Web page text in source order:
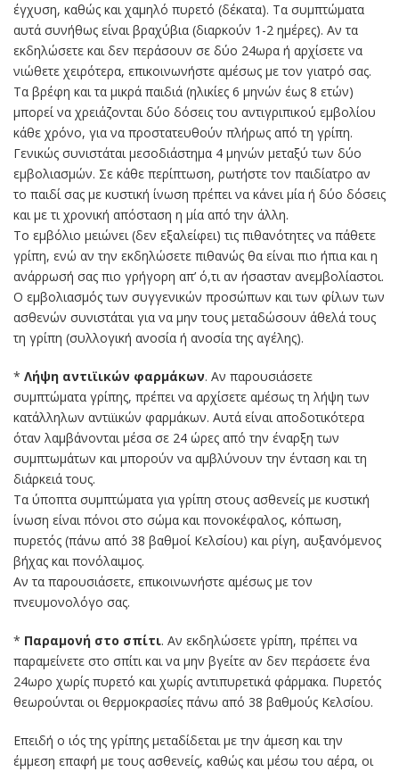
έγχυση, καθώς και χαμηλό πυρετό (δέκατα). Τα συμπτώματα
αυτά συνήθως είναι βραχύβια (διαρκούν 1-2 ημέρες). Αν τα
εκδηλώσετε και δεν περάσουν σε δύο 24ωρα ή αρχίσετε να
νιώθετε χειρότερα, επικοινωνήστε αμέσως με τον γιατρό σας.
Τα βρέφη και τα μικρά παιδιά (ηλικίες 6 μηνών έως 8 ετών)
μπορεί να χρειάζονται δύο δόσεις του αντιγριπικού εμβολίου
κάθε χρόνο, για να προστατευθούν πλήρως από τη γρίπη.
Γενικώς συνιστάται μεσοδιάστημα 4 μηνών μεταξύ των δύο
εμβολιασμών. Σε κάθε περίπτωση, ρωτήστε τον παιδίατρο αν
το παιδί σας με κυστική ίνωση πρέπει να κάνει μία ή δύο δόσεις
και με τι χρονική απόσταση η μία από την άλλη.
Το εμβόλιο μειώνει (δεν εξαλείφει) τις πιθανότητες να πάθετε
γρίπη, ενώ αν την εκδηλώσετε πιθανώς θα είναι πιο ήπια και η
ανάρρωσή σας πιο γρήγορη απ’ ό,τι αν ήσασταν ανεμβολίαστοι.
Ο εμβολιασμός των συγγενικών προσώπων και των φίλων των
ασθενών συνιστάται για να μην τους μεταδώσουν άθελά τους
τη γρίπη (συλλογική ανοσία ή ανοσία της αγέλης).
* Λήψη αντιϊικών φαρμάκων. Αν παρουσιάσετε
συμπτώματα γρίπης, πρέπει να αρχίσετε αμέσως τη λήψη των
κατάλληλων αντιϊικών φαρμάκων. Αυτά είναι αποδοτικότερα
όταν λαμβάνονται μέσα σε 24 ώρες από την έναρξη των
συμπτωμάτων και μπορούν να αμβλύνουν την ένταση και τη
διάρκειά τους.
Τα ύποπτα συμπτώματα για γρίπη στους ασθενείς με κυστική
ίνωση είναι πόνοι στο σώμα και πονοκέφαλος, κόπωση,
πυρετός (πάνω από 38 βαθμοί Κελσίου) και ρίγη, αυξανόμενος
βήχας και πονόλαιμος.
Αν τα παρουσιάσετε, επικοινωνήστε αμέσως με τον
πνευμονολόγο σας.
* Παραμονή στο σπίτι. Αν εκδηλώσετε γρίπη, πρέπει να
παραμείνετε στο σπίτι και να μην βγείτε αν δεν περάσετε ένα
24ωρο χωρίς πυρετό και χωρίς αντιπυρετικά φάρμακα. Πυρετός
θεωρούνται οι θερμοκρασίες πάνω από 38 βαθμούς Κελσίου.
Επειδή ο ιός της γρίπης μεταδίδεται με την άμεση και την
έμμεση επαφή με τους ασθενείς, καθώς και μέσω του αέρα, οι